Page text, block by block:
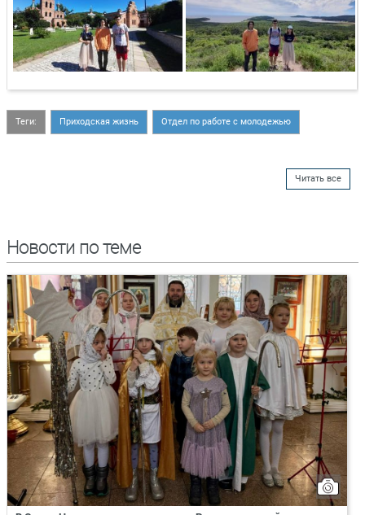
Теги: Приходская жизнь Отдел по работе с молодежью
Читать все
Новости по теме